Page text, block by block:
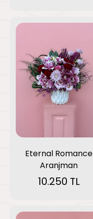
Eternal Romance
Aranjman
10.250 TL